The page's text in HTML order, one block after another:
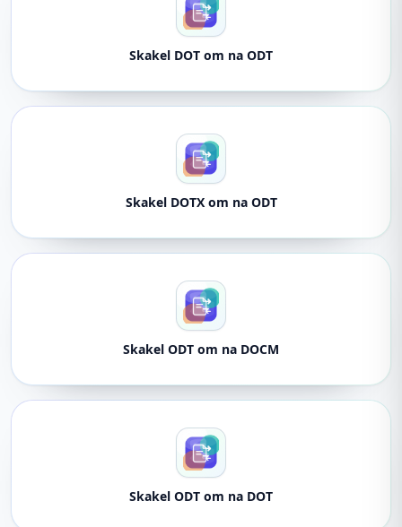
Skakel DOT om na ODT
Skakel DOTX om na ODT
Skakel ODT om na DOCM
Skakel ODT om na DOT